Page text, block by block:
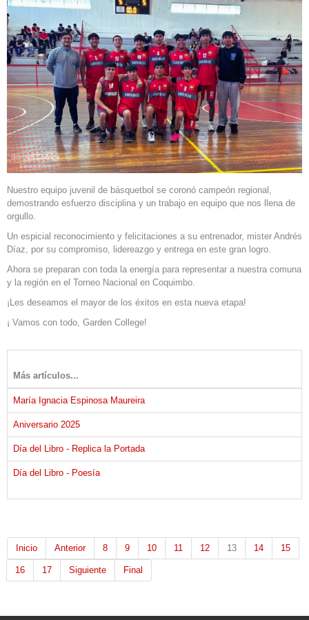
Nuestro equipo juvenil de básquetbol se coronó campeón regional,
demostrando esfuerzo disciplina y un trabajo en equipo que nos llena de
orgullo.
Un espicial reconocimiento y felicitaciones a su entrenador, mister Andrés
Díaz, por su compromiso, lidereazgo y entrega en este gran logro.
Ahora se preparan con toda la energía para representar a nuestra comuna
y la región en el Torneo Nacional en Coquimbo.
¡Les deseamos el mayor de los éxitos en esta nueva etapa!
¡ Vamos con todo, Garden College!
Más artículos...
María Ignacia Espinosa Maureira
Aniversario 2025
Día del Libro - Replica la Portada
Día del Libro - Poesía
Inicio Anterior 8 9 10 11 12 13 14 15
16 17 Siguiente Final